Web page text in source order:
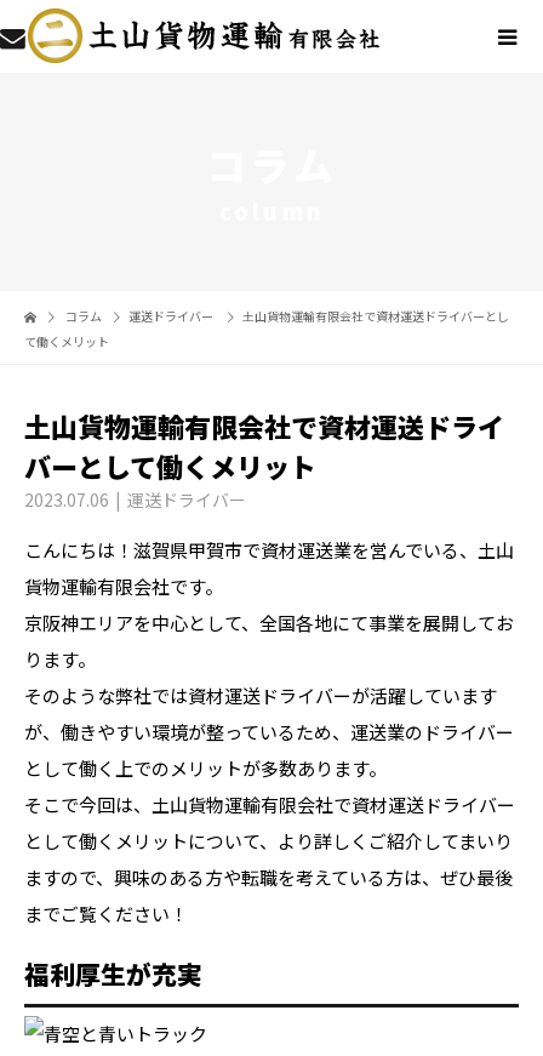
コラム 運送ドライバー
土山貨物運輸有限会社で資材運送ドライバーとし
て働くメリット
土山貨物運輸有限会社で資材運送ドライ
バーとして働くメリット
2023.07.06 運送ドライバー
こんにちは！滋賀県甲賀市で資材運送業を営んでいる、土山
貨物運輸有限会社です。
京阪神エリアを中心として、全国各地にて事業を展開してお
ります。
そのような弊社では資材運送ドライバーが活躍しています
が、働きやすい環境が整っているため、運送業のドライバー
として働く上でのメリットが多数あります。
そこで今回は、土山貨物運輸有限会社で資材運送ドライバー
として働くメリットについて、より詳しくご紹介してまいり
ますので、興味のある方や転職を考えている方は、ぜひ最後
までご覧ください！
福利厚生が充実